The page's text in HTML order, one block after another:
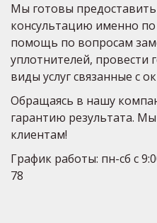
Мы готовы
консультацию именно
помощь по вопросам
уплотнителей, провести
виды услуг связанные с
Обращаясь в нашу
гарантию результата.
клиентам!
График работы: пн-сб с
78